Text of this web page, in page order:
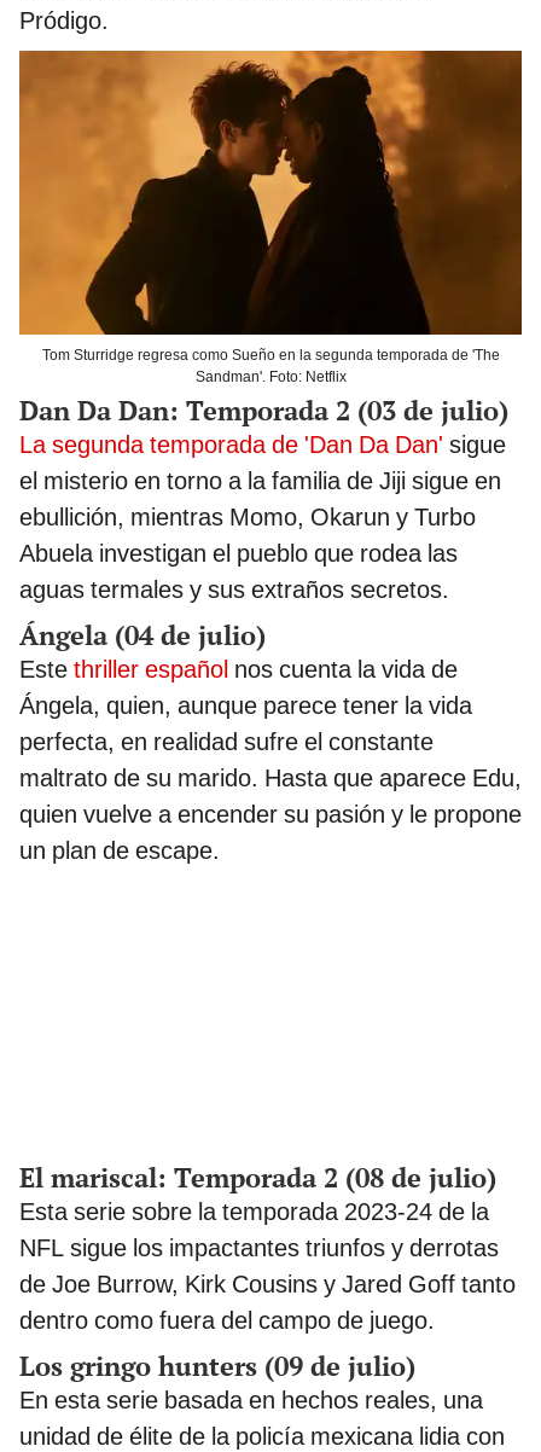
Pródigo.
Tom Sturridge regresa como Sueño en la segunda temporada de 'The
Sandman'. Foto: Netflix
Dan Da Dan: Temporada 2 (03 de julio)
La segunda temporada de 'Dan Da Dan' sigue
el misterio en torno a la familia de Jiji sigue en
ebullición, mientras Momo, Okarun y Turbo
Abuela investigan el pueblo que rodea las
aguas termales y sus extraños secretos.
Ángela (04 de julio)
Este thriller español nos cuenta la vida de
Ángela, quien, aunque parece tener la vida
perfecta, en realidad sufre el constante
maltrato de su marido. Hasta que aparece Edu,
quien vuelve a encender su pasión y le propone
un plan de escape.
El mariscal: Temporada 2 (08 de julio)
Esta serie sobre la temporada 2023‑24 de la
NFL sigue los impactantes triunfos y derrotas
de Joe Burrow, Kirk Cousins y Jared Goff tanto
dentro como fuera del campo de juego.
Los gringo hunters (09 de julio)
En esta serie basada en hechos reales, una
unidad de élite de la policía mexicana lidia con